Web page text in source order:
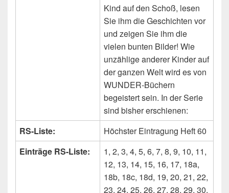
Kind auf den Schoß, lesen
Sie ihm die Geschichten vor
und zeigen Sie ihm die
vielen bunten Bilder! Wie
unzählige anderer Kinder auf
der ganzen Welt wird es von
WUNDER-Büchern
begeistert sein. In der Serie
sind bisher erschienen:
RS-Liste:
Höchster Eintragung Heft 60
Einträge RS-Liste:
1, 2, 3, 4, 5, 6, 7, 8, 9, 10, 11,
12, 13, 14, 15, 16, 17, 18a,
18b, 18c, 18d, 19, 20, 21, 22,
23, 24, 25, 26, 27, 28, 29, 30,